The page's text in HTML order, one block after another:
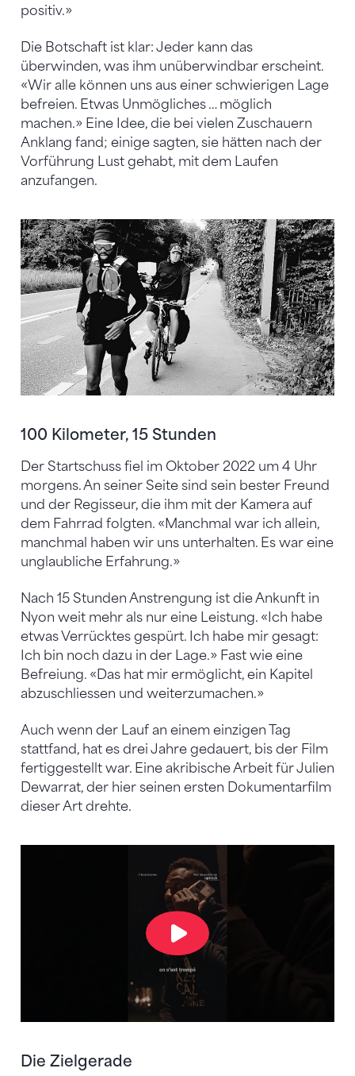
positiv.»
Die Botschaft ist klar: Jeder kann das
überwinden, was ihm unüberwindbar erscheint.
«Wir alle können uns aus einer schwierigen Lage
befreien. Etwas Unmögliches … möglich
machen.» Eine Idee, die bei vielen Zuschauern
Anklang fand; einige sagten, sie hätten nach der
Vorführung Lust gehabt, mit dem Laufen
anzufangen.
100 Kilometer, 15 Stunden
Der Startschuss fiel im Oktober 2022 um 4 Uhr
morgens. An seiner Seite sind sein bester Freund
und der Regisseur, die ihm mit der Kamera auf
dem Fahrrad folgten. «Manchmal war ich allein,
manchmal haben wir uns unterhalten. Es war eine
unglaubliche Erfahrung.»
Nach 15 Stunden Anstrengung ist die Ankunft in
Nyon weit mehr als nur eine Leistung. «Ich habe
etwas Verrücktes gespürt. Ich habe mir gesagt:
Ich bin noch dazu in der Lage.» Fast wie eine
Befreiung. «Das hat mir ermöglicht, ein Kapitel
abzuschliessen und weiterzumachen.»
Auch wenn der Lauf an einem einzigen Tag
stattfand, hat es drei Jahre gedauert, bis der Film
fertiggestellt war. Eine akribische Arbeit für Julien
Dewarrat, der hier seinen ersten Dokumentarfilm
dieser Art drehte.
Die Zielgerade